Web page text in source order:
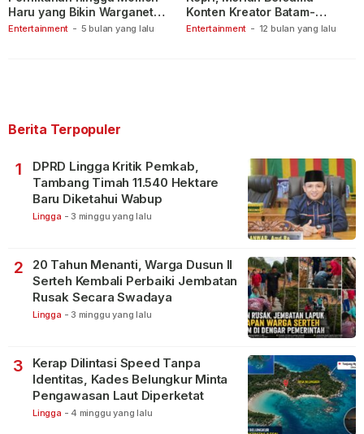
Entertainment - 5 bulan yang lalu
Haru yang Bikin Warganet
Berspekulasi
Entertainment - 12 bulan yang lalu
Konten Kreator Batam-
Tanjungpinang
Berita Terpopuler
1
DPRD Lingga Kritik Pemkab,
Tambang Timah 11.540 Hektare
Baru Diketahui Wabup
Lingga - 3 minggu yang lalu
2
20 Tahun Menanti, Warga Dusun II
Serteh Kembali Perbaiki Jembatan
Rusak Secara Swadaya
Lingga - 3 minggu yang lalu
3
Kerap Dilintasi Speed Tanpa
Identitas, Kades Belungkur Minta
Pengawasan Laut Diperketat
Lingga - 4 minggu yang lalu